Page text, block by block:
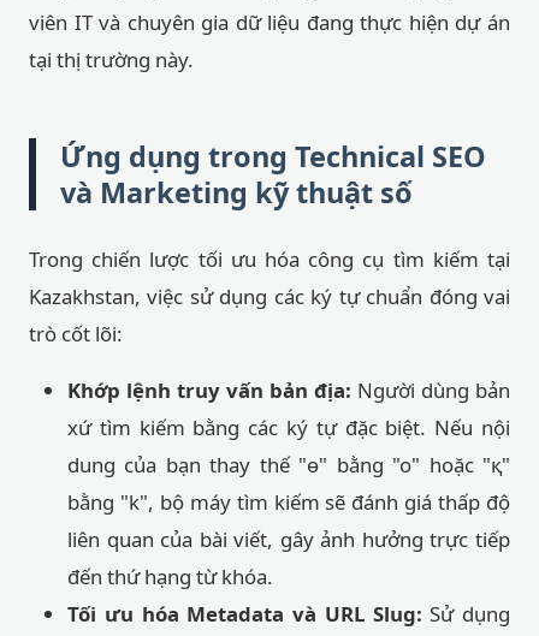
viên IT và chuyên gia dữ liệu đang thực hiện dự án
tại thị trường này.
Ứng dụng trong Technical SEO
và Marketing kỹ thuật số
Trong chiến lược tối ưu hóa công cụ tìm kiếm tại
Kazakhstan, việc sử dụng các ký tự chuẩn đóng vai
trò cốt lõi:
Khớp lệnh truy vấn bản địa: Người dùng bản
xứ tìm kiếm bằng các ký tự đặc biệt. Nếu nội
dung của bạn thay thế "ө" bằng "o" hoặc "қ"
bằng "k", bộ máy tìm kiếm sẽ đánh giá thấp độ
liên quan của bài viết, gây ảnh hưởng trực tiếp
đến thứ hạng từ khóa.
Tối ưu hóa Metadata và URL Slug: Sử dụng